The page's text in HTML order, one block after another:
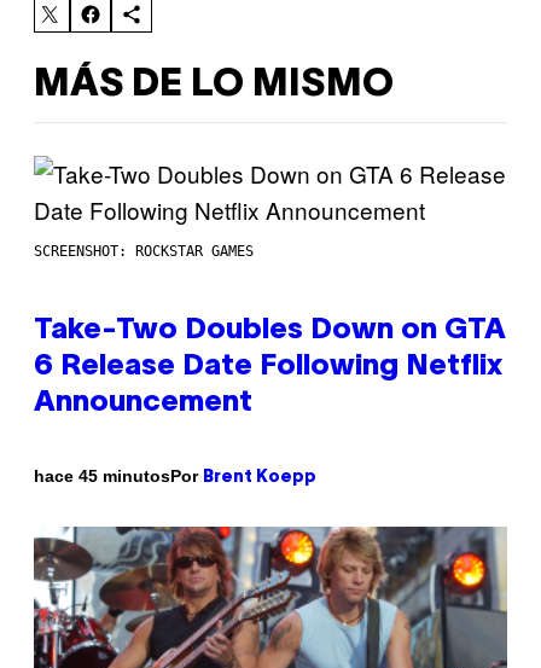
MÁS DE LO MISMO
SCREENSHOT: ROCKSTAR GAMES
Take-Two Doubles Down on GTA
6 Release Date Following Netflix
Announcement
hace 45 minutosPor Brent Koepp